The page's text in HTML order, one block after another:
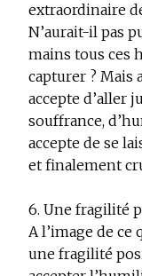
extraordinaire
N’aurait-il pas
mains tous ces
capturer ? Mais
accepte d’aller
souffrance,
accepte de se
et finalement
6. Une fragilité
A l’image de ce
une fragilité